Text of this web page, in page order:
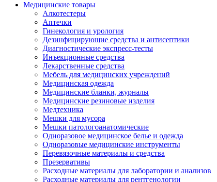
Медицинские товары
Алкотестеры
Аптечки
Гинекология и урология
Дезинфицирующие средства и антисептики
Диагностические экспресс-тесты
Инъекционные средства
Лекарственные средства
Мебель для медицинских учреждений
Медицинская одежда
Медицинские бланки, журналы
Медицинские резиновые изделия
Медтехника
Мешки для мусора
Мешки патологоанатомические
Одноразовое медицинское белье и одежда
Одноразовые медицинские инструменты
Перевязочные материалы и средства
Презервативы
Расходные материалы для лаборатории и анализов
Расходные материалы для рентгенологии